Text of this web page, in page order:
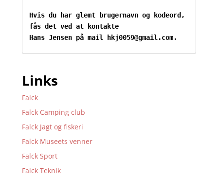
Hvis du har glemt brugernavn og kodeord,
fås det ved at kontakte
Hans Jensen på mail hkj0059@gmail.com.
Links
Falck
Falck Camping club
Falck Jagt og fiskeri
Falck Museets venner
Falck Sport
Falck Teknik